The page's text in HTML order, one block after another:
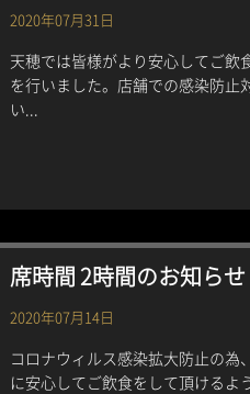
2020年07月31日
天穂では皆様がより安心してご飲
を行いました。店舗での感染防止
い...
席時間 2時間のお知ら
2020年07月14日
コロナウィルス感染拡大防止の
に安心してご飲食をして頂ける